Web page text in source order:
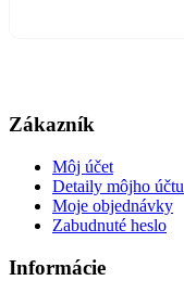
Zákazník
Môj účet
Detaily môjho účtu
Moje objednávky
Zabudnuté heslo
Informácie